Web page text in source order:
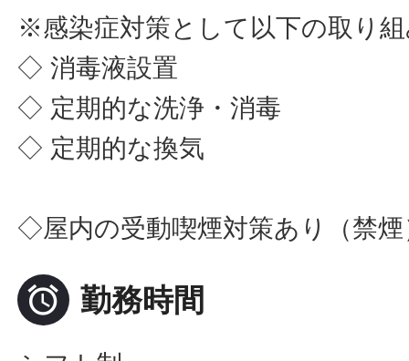
※感染症対策として以下の取り
◇ 消毒液設置
◇ 定期的な洗浄・消毒
◇ 定期的な換気
◇屋内の受動喫煙対策あり（禁煙
 勤務時間